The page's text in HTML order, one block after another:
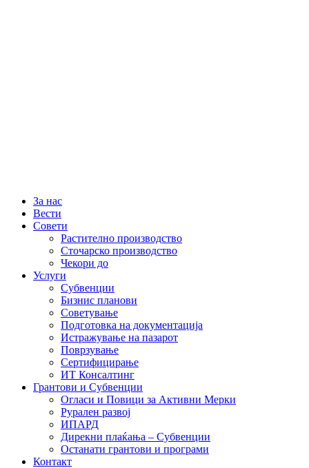
За нас
Вести
Совети
Растително производство
Сточарско производство
Чекори до
Услуги
Субвенции
Бизнис планови
Советување
Подготовка на документација
Истражување на пазарот
Поврзување
Сертифицирање
ИТ Консалтинг
Грантови и Субвенции
Огласи и Повици за Активни Мерки
Рурален развој
ИПАРД
Дирекни плаќања – Субвенции
Останати грантови и програми
Контакт